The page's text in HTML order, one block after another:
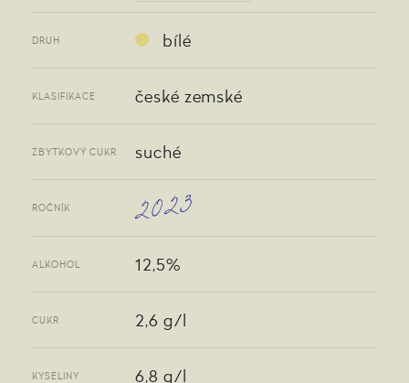
DRUH bílé
KLASIFIKACE české zemské
ZBYTKOVÝ CUKR suché
ROČNÍK 2023
ALKOHOL 12,5%
CUKR 2,6 g/l
KYSELINY 6,8 g/l